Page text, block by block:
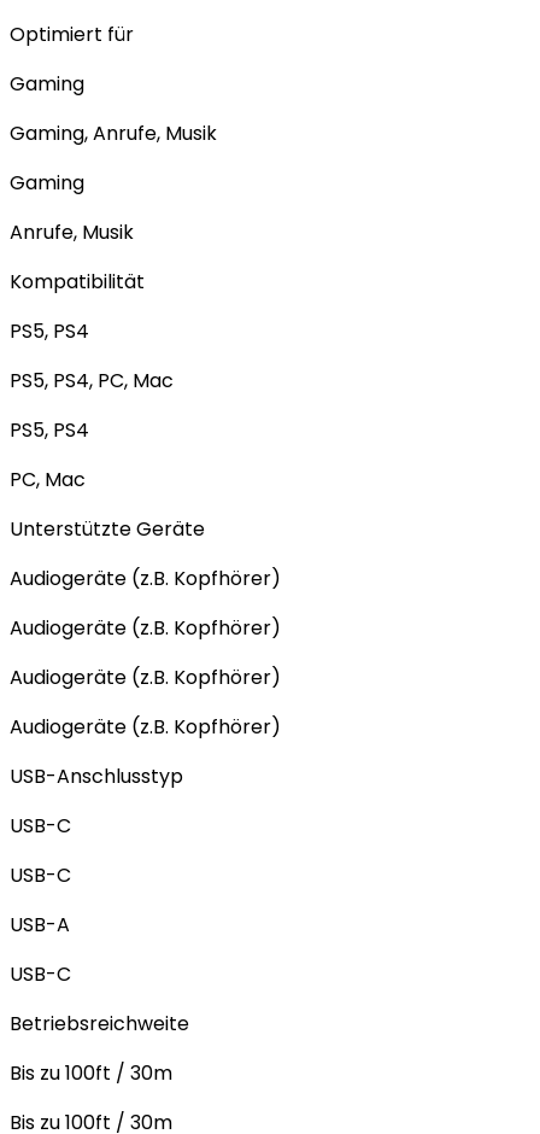
Optimiert für
Gaming
Gaming, Anrufe, Musik
Gaming
Anrufe, Musik
Kompatibilität
PS5, PS4
PS5, PS4, PC, Mac
PS5, PS4
PC, Mac
Unterstützte Geräte
Audiogeräte (z.B. Kopfhörer)
Audiogeräte (z.B. Kopfhörer)
Audiogeräte (z.B. Kopfhörer)
Audiogeräte (z.B. Kopfhörer)
USB-Anschlusstyp
USB-C
USB-C
USB-A
USB-C
Betriebsreichweite
Bis zu 100ft / 30m
Bis zu 100ft / 30m